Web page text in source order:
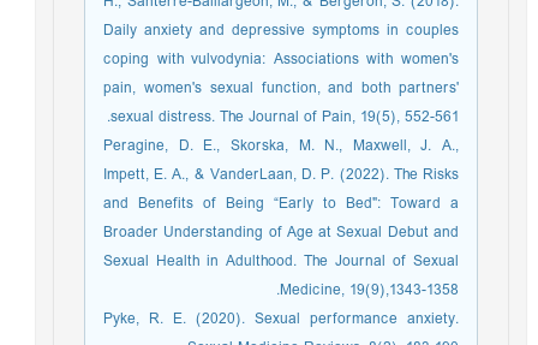
Daily anxiety and depressive symptoms in couples
coping with vulvodynia: Associations with women's
pain, women's sexual function, and both partners'
sexual distress. The Journal of Pain, 19(5), 552-561.
Peragine, D. E., Skorska, M. N., Maxwell, J. A.,
Impett, E. A., & VanderLaan, D. P. (2022). The Risks
and Benefits of Being “Early to Bed": Toward a
Broader Understanding of Age at Sexual Debut and
Sexual Health in Adulthood. The Journal of Sexual
Medicine, 19(9),1343-1358.
Pyke, R. E. (2020). Sexual performance anxiety.